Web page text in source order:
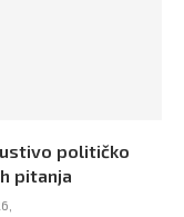
političko
pitanja